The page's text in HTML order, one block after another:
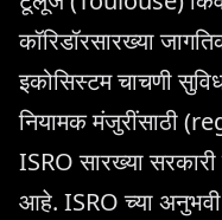
कॉरिडॉरसारख्या
इकोसिस्टम चाचणी
नियामक मंजुरींसाठी
ISRO सारख्या
आहे. ISRO च्या अनुभवी